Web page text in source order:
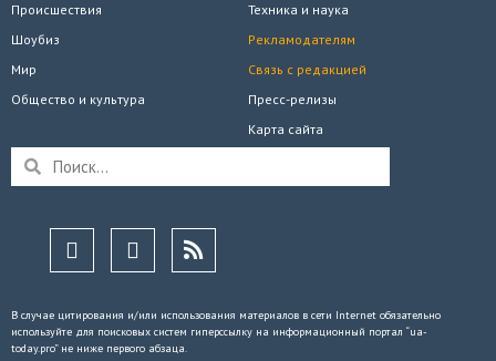
Происшествия
Техника и наука
Шоубиз
Мир
Общество и культура
Рекламодателям
Связь с редакцией
Пресс-релизы
Карта сайта
В случае цитирования и/или использования материалов в сети Internet обязательно
используйте для поисковых систем гиперссылку на информационный портал “ua-
today.pro” не ниже первого абзаца.